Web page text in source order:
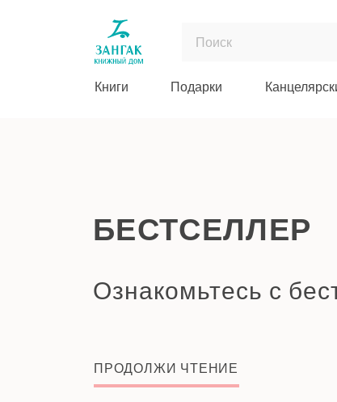
Книги Подарки
БЕСТСЕЛЛЕР
Ознакомьтесь с
ПРОДОЛЖИ ЧТЕНИЕ